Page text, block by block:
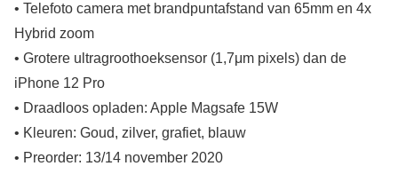
• Telefoto camera met brandpuntafstand van 65mm en 4x
Hybrid zoom
• Grotere ultragroothoeksensor (1,7μm pixels) dan de
iPhone 12 Pro
• Draadloos opladen: Apple Magsafe 15W
• Kleuren: Goud, zilver, grafiet, blauw
• Preorder: 13/14 november 2020